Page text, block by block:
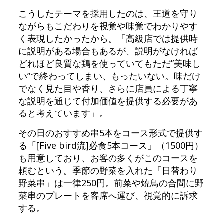
こうしたテーマを採用したのは、王道を守り
ながらもこだわりを視覚や味覚でわかりやす
く表現したかったから。「高級店では提供時
に説明がある場合もあるが、説明がなければ
どれほど良質な鶏を使っていてもただ”美味し
い”で終わってしまい、もったいない。味だけ
でなく見た目や香り、さらに店員による丁寧
な説明を通じて付加価値を提供する必要があ
ると考えています」。
その日のおすすめ串5本をコース形式で提供す
る「[Five bird流]必食5本コース」（1500円）
も用意しており、お客の多くがこのコースを
頼むという。季節の野菜を入れた「日替わり
野菜串」は一律250円。前菜や焼鳥の合間に野
菜串のプレートを客席へ運び、視覚的に訴求
する。